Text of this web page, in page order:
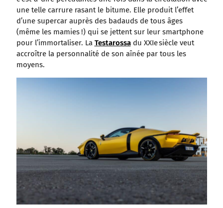
une telle carrure rasant le bitume. Elle produit l’effet
d’une supercar auprès des badauds de tous âges
(même les mamies !) qui se jettent sur leur smartphone
pour l’immortaliser. La Testarossadu XXIe siècle veut
accroître la personnalité de son aînée par tous les
moyens.